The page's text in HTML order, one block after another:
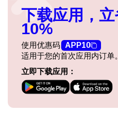
下载应用，立
10%
使用优惠码 APP10
适用于您的首次应用内订单。
立即下载应用：